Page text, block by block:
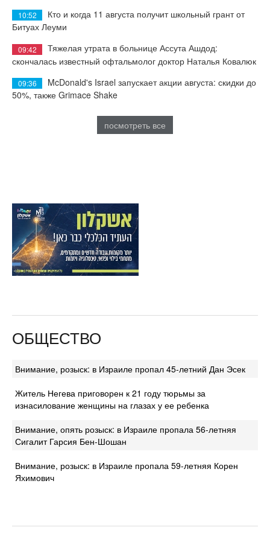
10:52
Кто и когда 11 августа получит школьный грант от
Битуах Леуми
09:42
Тяжелая утрата в больнице Ассута Ашдод:
скончалась известный офтальмолог доктор Наталья Ковалюк
09:36
McDonald's Israel запускает акции августа: скидки до
50%, также Grimace Shake
посмотреть все
ОБЩЕСТВО
Внимание, розыск: в Израиле пропал 45-летний Дан Эсек
Житель Негева приговорен к 21 году тюрьмы за
изнасилование женщины на глазах у ее ребенка
Внимание, опять розыск: в Израиле пропала 56-летняя
Сигалит Гарсия Бен-Шошан
Внимание, розыск: в Израиле пропала 59-летняя Корен
Яхимович